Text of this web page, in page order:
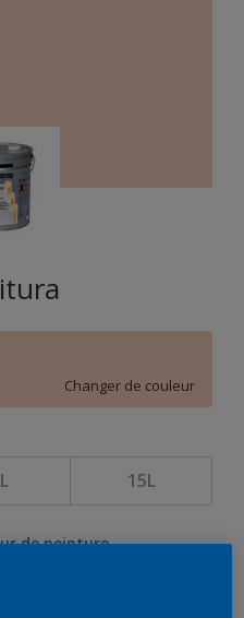
Changer de couleur
15L
de peinture